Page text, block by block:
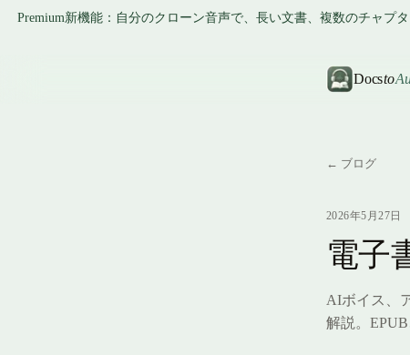
Premium新機能：自分のクローン音声で、長い文書、複数のチャプ
Docsto
← ブログ
2026年5月27日
電子
AIボイス、
解説。